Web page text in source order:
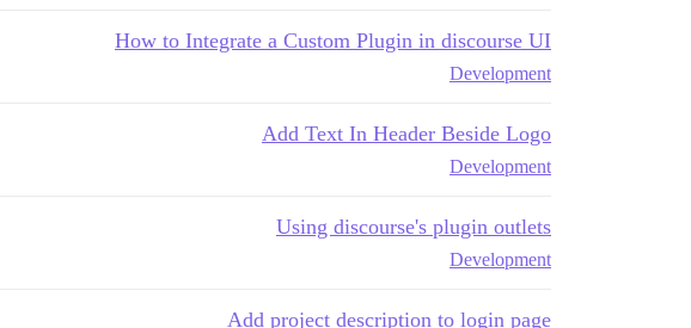
How to Integrate a Custom Plugin in discourse UI
Development
Add Text In Header Beside Logo
Development
Using discourse's plugin outlets
Development
Add project description to login page